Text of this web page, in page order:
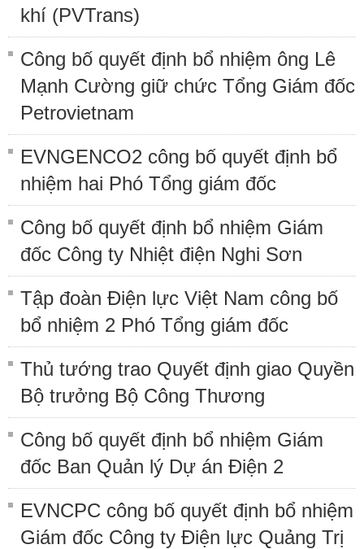
khí (PVTrans)
Công bố quyết định bổ nhiệm ông Lê
Mạnh Cường giữ chức Tổng Giám đốc
Petrovietnam
EVNGENCO2 công bố quyết định bổ
nhiệm hai Phó Tổng giám đốc
Công bố quyết định bổ nhiệm Giám
đốc Công ty Nhiệt điện Nghi Sơn
Tập đoàn Điện lực Việt Nam công bố
bổ nhiệm 2 Phó Tổng giám đốc
Thủ tướng trao Quyết định giao Quyền
Bộ trưởng Bộ Công Thương
Công bố quyết định bổ nhiệm Giám
đốc Ban Quản lý Dự án Điện 2
EVNCPC công bố quyết định bổ nhiệm
Giám đốc Công ty Điện lực Quảng Trị